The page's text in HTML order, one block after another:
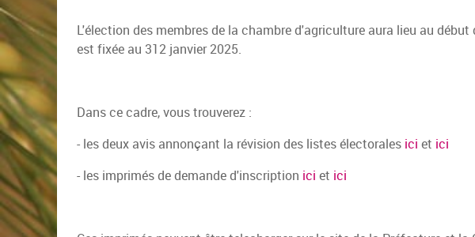
L'élection des membres de la chambre d'agriculture aura lieu au
est fixée au 312 janvier 2025.
Dans ce cadre, vous trouverez :
- les deux avis annonçant la révision des listes électorales ici et ici
- les imprimés de demande d'inscription ici et ici